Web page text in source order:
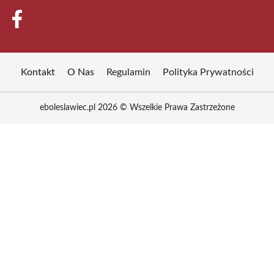
Kontakt O Nas Regulamin Polityka Prywatności
eboleslawiec.pl 2026 © Wszelkie Prawa Zastrzeżone